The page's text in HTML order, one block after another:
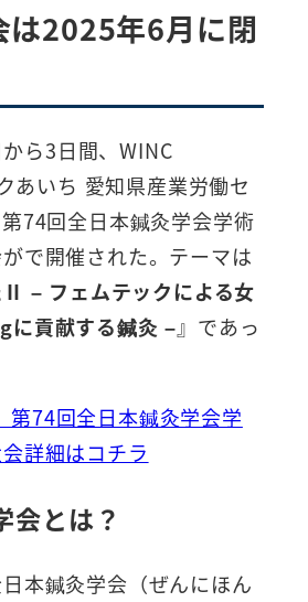
は2025年6月に閉
ら3日間、WINC
あいち 愛知県産業労働セ
74回全日本鍼灸学会学術
で開催された。テーマは
– フェムテックによる女
貢献する鍼灸 –』であっ
第74回全日本鍼灸学会学
詳細はコチラ
会とは？
本鍼灸学会（ぜんにほん